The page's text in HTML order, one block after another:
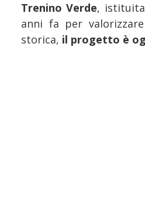
Trenino Verde, istituita
anni fa per
storica, il progetto è